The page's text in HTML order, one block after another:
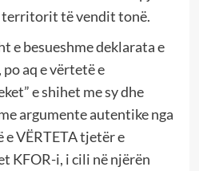
të vendit tonë.
e besueshme deklarata e
aq e vërtetë e
e shihet me sy dhe
argumente autentike nga
VËRTETA tjetër e
KFOR-i, i cili në njërën